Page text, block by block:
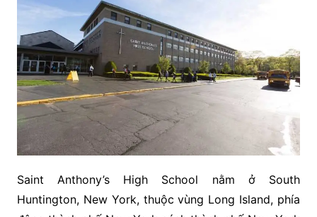
Saint Anthony’s High School nằm ở South
Huntington, New York, thuộc vùng Long Island, phía